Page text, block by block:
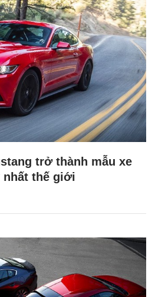
trở thành mẫu xe
nhất thế giới